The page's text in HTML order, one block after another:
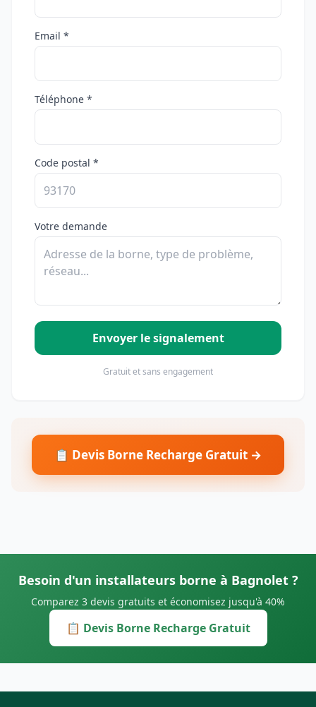
Email *
Téléphone *
Code postal *
Votre demande
Envoyer le signalement
Gratuit et sans engagement
📋 Devis Borne Recharge Gratuit →
Besoin d'un installateurs borne à Bagnolet ?
Comparez 3 devis gratuits et économisez jusqu'à 40%
📋 Devis Borne Recharge Gratuit